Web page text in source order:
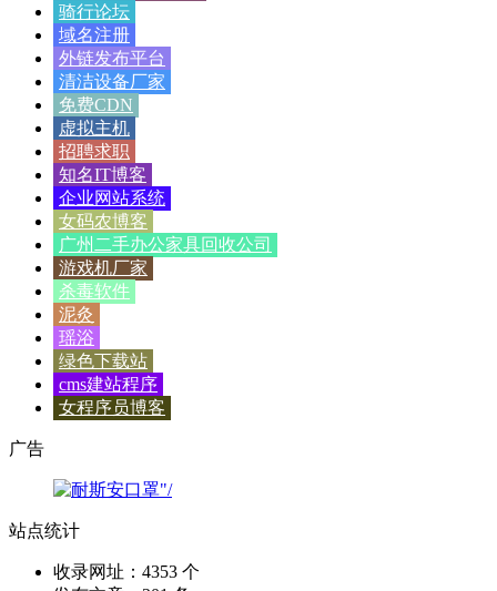
骑行论坛
域名注册
外链发布平台
清洁设备厂家
免费CDN
虚拟主机
招聘求职
知名IT博客
企业网站系统
女码农博客
广州二手办公家具回收公司
游戏机厂家
杀毒软件
泥灸
瑶浴
绿色下载站
cms建站程序
女程序员博客
广告
站点统计
收录网址：4353 个